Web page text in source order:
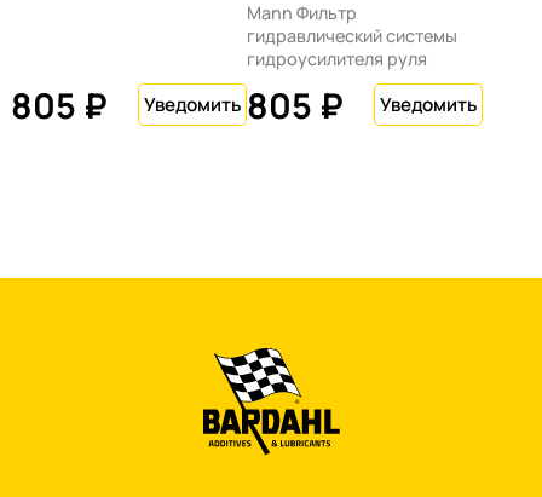
805 ₽
Mann Фильтр
гидравлический системы
гидроусилителя руля
805 ₽